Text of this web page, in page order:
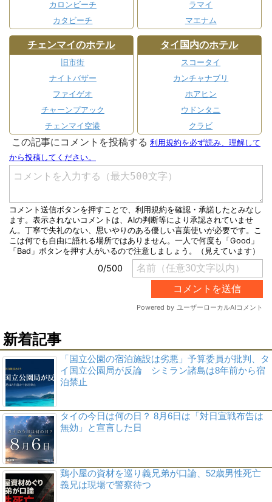
カロンビーチ
カタビーチ
ラマイ
マエナム
チェンマイのホテル
旧市街
ナイトバザー
ファイゲオ
チャーンプアック
チェンマイ空港
タイ国内のホテル
スコータイ
カンチャナブリ
ホアヒン
ウドンタニ
クラビ
新着記事
「国立公園の宿泊施設は劣悪」予算委員が批判、タ
イ国立公園局が反論 シミラン諸島は8年前から宿
泊禁止
タイの今日は何の日？ 8月6日は「対日宣戦布告は
無効」と宣言した日
鶏小屋の資材を巡り義兄弟が口論、52歳男性死亡
義兄は現場で警察待つ